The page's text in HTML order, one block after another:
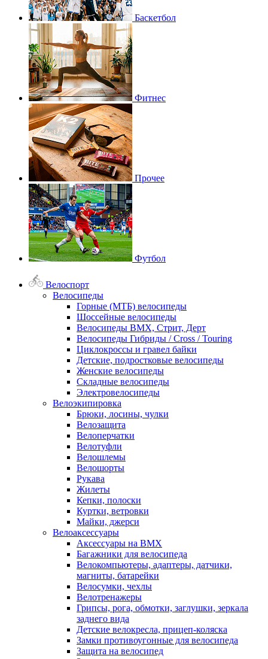
Баскетбол
Фитнес
Прочее
Футбол
Велоспорт
Велосипеды
Горные (МТБ) велосипеды
Шоссейные велосипеды
Велосипеды BMX, Стрит, Дерт
Велосипеды Гибриды / Cross / Touring
Циклокроссы и гравел байки
Детские, подростковые велосипеды
Женские велосипеды
Складные велосипеды
Электровелосипеды
Велоэкипировка
Брюки, лосины, чулки
Велозащита
Велоперчатки
Велотуфли
Велошлемы
Велошорты
Рукава
Жилеты
Кепки, полоски
Куртки, ветровки
Майки, джерси
Велоаксессуары
Аксессуары на BMX
Багажники для велосипеда
Велокомпьютеры, адаптеры, датчики,
магниты, батарейки
Велосумки, чехлы
Велотренажеры
Грипсы, рога, обмотки, заглушки, зеркала
заднего вида
Детские велокресла, прицеп-коляска
Замки противоугонные для велосипеда
Защита на велосипед